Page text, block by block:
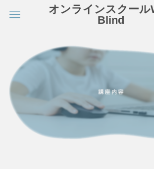
オンラインスクール
Blind